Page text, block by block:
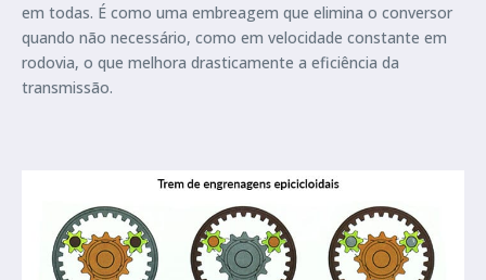
em todas. É como uma embreagem que elimina o conversor
quando não necessário, como em velocidade constante em
rodovia, o que melhora drasticamente a eficiência da
transmissão.